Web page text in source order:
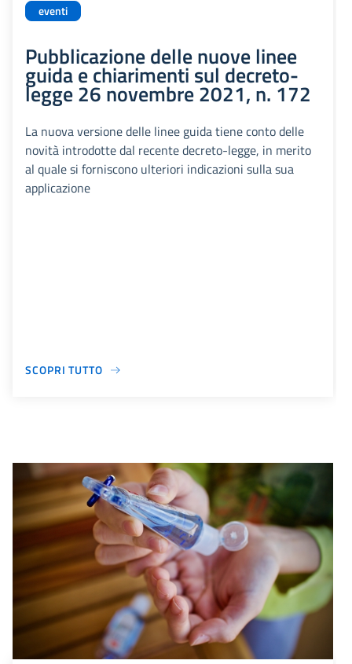
eventi
Pubblicazione delle nuove linee
guida e chiarimenti sul decreto-
legge 26 novembre 2021, n. 172
La nuova versione delle linee guida tiene conto delle
novità introdotte dal recente decreto-legge, in merito
al quale si forniscono ulteriori indicazioni sulla sua
applicazione
SCOPRI TUTTO